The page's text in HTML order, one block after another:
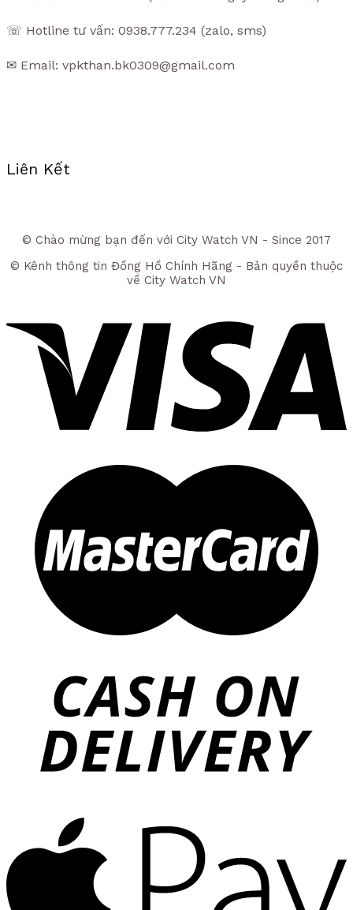
☏ Hotline tư vấn: 0938.777.234 (zalo, sms)
✉ Email: vpkthan.bk0309@gmail.com
Liên Kết
© Chào mừng bạn đến với City Watch VN - Since 2017
© Kênh thông tin Đồng Hồ Chính Hãng - Bản quyền thuộc
về City Watch VN